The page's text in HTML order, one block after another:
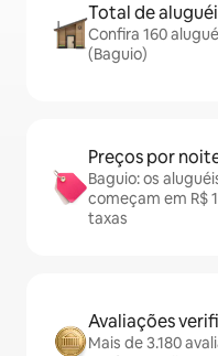
Total de
Confira 160
(Baguio)
Preços por
Baguio: os
começam em R$
taxas
Avaliações
Mais de 3.180